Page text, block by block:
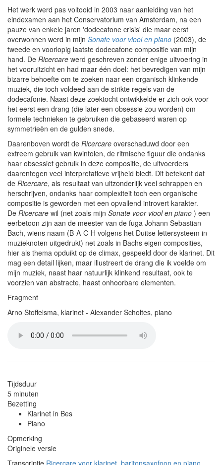
Het werk werd pas voltooid in 2003 naar aanleiding van het
eindexamen aan het Conservatorium van Amsterdam, na een
pauze van enkele jaren 'dodecafone crisis' die maar eerst
overwonnen werd in mijn Sonate voor viool en piano (2003), de
tweede en voorlopig laatste dodecafone compositie van mijn
hand. De Ricercare werd geschreven zonder enige uitvoering in
het vooruitzicht en had maar één doel: het bevredigen van mijn
bizarre behoefte om te zoeken naar een organisch klinkende
muziek, die toch voldeed aan de strikte regels van de
dodecafonie. Naast deze zoektocht ontwikkelde er zich ook voor
het eerst een drang (die later een obsessie zou worden) om
formele technieken te gebruiken die gebaseerd waren op
symmetrieën en de gulden snede.
Daarenboven wordt de Ricercare overschaduwd door een
extreem gebruik van kwintolen, de ritmische figuur die ondanks
haar obsessief gebruik in deze compositie, de uitvoerders
daarentegen veel interpretatieve vrijheid biedt. Dit betekent dat
de Ricercare, als resultaat van uitzonderlijk veel schrappen en
herschrijven, ondanks haar complexiteit toch een organische
compositie is geworden met een opvallend introvert karakter.
De Ricercare wil (net zoals mijn Sonate voor viool en piano ) een
eerbetoon zijn aan de meester van de fuga Johann Sebastian
Bach, wiens naam (B-A-C-H volgens het Duitse lettersysteem in
muzieknoten uitgedrukt) net zoals in Bachs eigen composities,
hier als thema opduikt op de climax, gespeeld door de klarinet. Dit
mag een detail lijken, maar illustreert de drang die ik voelde om
mijn muziek, naast haar natuurlijk klinkend resultaat, ook te
voorzien van abstracte, haast onhoorbare elementen.
Fragment
Arno Stoffelsma, klarinet - Alexander Scholtes, piano
Tijdsduur
5 minuten
Bezetting
Klarinet in Bes
Piano
Opmerking
Originele versie
Transcriptie Ricercare voor klarinet, baritonsaxofoon en piano